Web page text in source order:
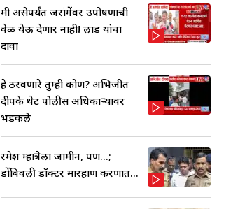
मी असेपर्यंत जरांगेंवर उपोषणाची
वेळ येऊ देणार नाही! लाड यांचा
दावा
हे ठरवणारे तुम्ही कोण? अभिजीत
दीपके थेट पोलीस अधिकाऱ्यावर
भडकले
रमेश म्हात्रेला जामीन, पण...;
डोंबिवली डॉक्टर मारहाण प्रकरणात...